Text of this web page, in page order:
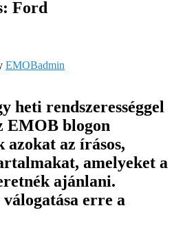
Ford
EMOBadmin
heti rendszerességgel
EMOB blogon
azokat az írásos,
amelyeket a
ajánlani.
erre a